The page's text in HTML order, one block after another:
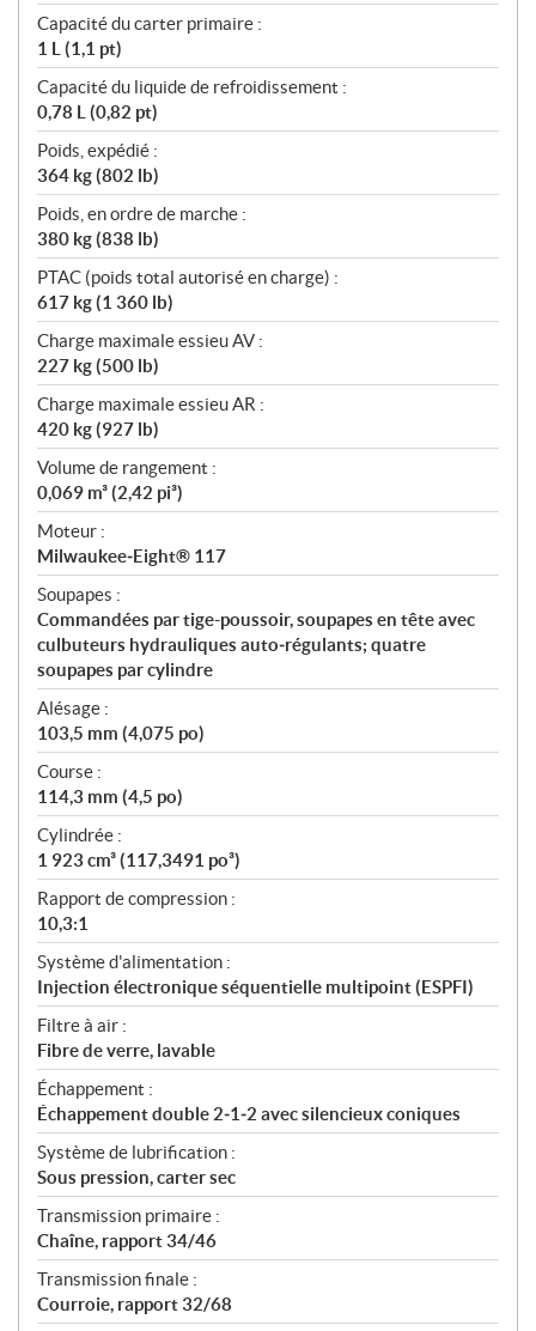
Capacité du carter primaire :
1 L (1,1 pt)
Capacité du liquide de refroidissement :
0,78 L (0,82 pt)
Poids, expédié :
364 kg (802 lb)
Poids, en ordre de marche :
380 kg (838 lb)
PTAC (poids total autorisé en charge) :
617 kg (1 360 lb)
Charge maximale essieu AV :
227 kg (500 lb)
Charge maximale essieu AR :
420 kg (927 lb)
Volume de rangement :
0,069 m³ (2,42 pi³)
Moteur :
Milwaukee‑Eight® 117
Soupapes :
Commandées par tige-poussoir, soupapes en tête avec
culbuteurs hydrauliques auto‑régulants; quatre
soupapes par cylindre
Alésage :
103,5 mm (4,075 po)
Course :
114,3 mm (4,5 po)
Cylindrée :
1 923 cm³ (117,3491 po³)
Rapport de compression :
10,3:1
Système d'alimentation :
Injection électronique séquentielle multipoint (ESPFI)
Filtre à air :
Fibre de verre, lavable
Échappement :
Échappement double 2‑1‑2 avec silencieux coniques
Système de lubrification :
Sous pression, carter sec
Transmission primaire :
Chaîne, rapport 34/46
Transmission finale :
Courroie, rapport 32/68